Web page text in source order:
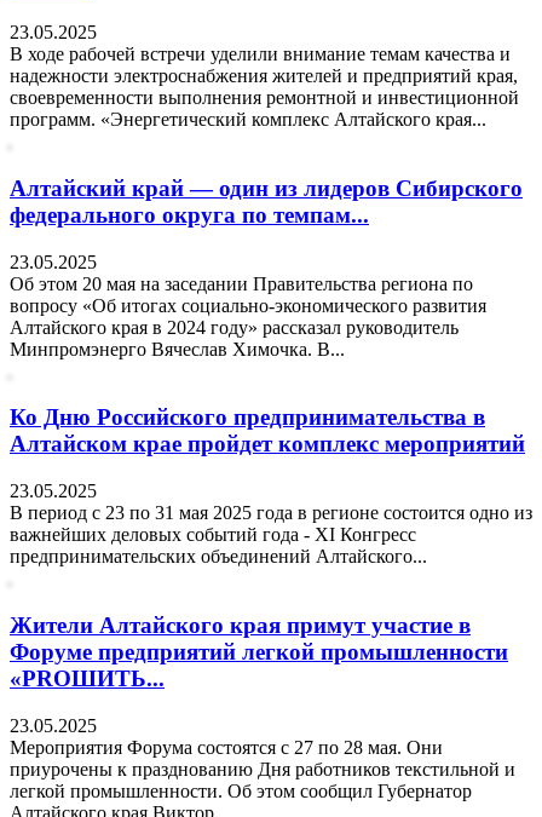
23.05.2025
В ходе рабочей встречи уделили внимание темам качества и
надежности электроснабжения жителей и предприятий края,
своевременности выполнения ремонтной и инвестиционной
программ. «Энергетический комплекс Алтайского края...
Алтайский край — один из лидеров Сибирского
федерального округа по темпам...
23.05.2025
Об этом 20 мая на заседании Правительства региона по
вопросу «Об итогах социально-экономического развития
Алтайского края в 2024 году» рассказал руководитель
Минпромэнерго Вячеслав Химочка. В...
Ко Дню Российского предпринимательства в
Алтайском крае пройдет комплекс мероприятий
23.05.2025
В период с 23 по 31 мая 2025 года в регионе состоится одно из
важнейших деловых событий года - XI Конгресс
предпринимательских объединений Алтайского...
Жители Алтайского края примут участие в
Форуме предприятий легкой промышленности
«PROШИТЬ...
23.05.2025
Мероприятия Форума состоятся с 27 по 28 мая. Они
приурочены к празднованию Дня работников текстильной и
легкой промышленности. Об этом сообщил Губернатор
Алтайского края Виктор...